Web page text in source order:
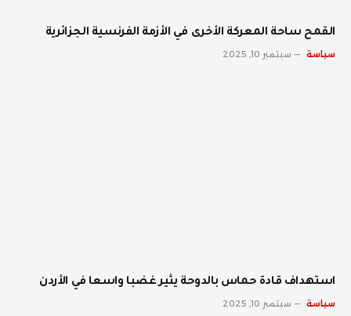
القمح ساحة المعركة الأخرى في الأزمة الفرنسية الجزائرية
سياسة سبتمبر 10, 2025
استهداف قادة حماس بالدوحة يثير غضبا واسعا في الأردن
سياسة سبتمبر 10, 2025